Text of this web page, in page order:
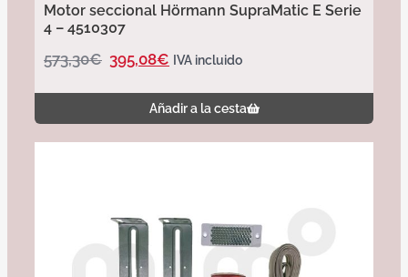
Motor seccional Hörmann SupraMatic E Serie
4 – 4510307
573,30€ 395,08€ IVA incluido
Añadir a la cesta